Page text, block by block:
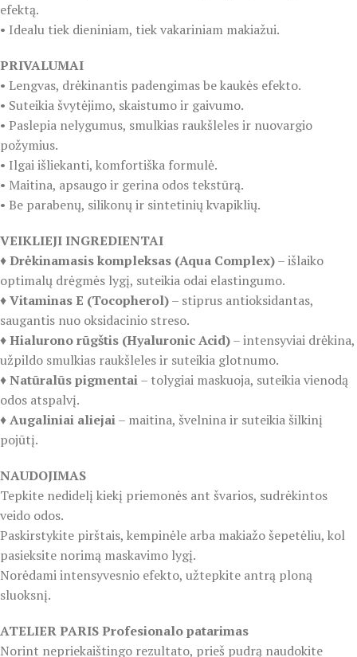
efektą.
• Idealu tiek dieniniam, tiek vakariniam makiažui.
PRIVALUMAI
• Lengvas, drėkinantis padengimas be kaukės efekto.
• Suteikia švytėjimo, skaistumo ir gaivumo.
• Paslepia nelygumus, smulkias raukšleles ir nuovargio
požymius.
• Ilgai išliekanti, komfortiška formulė.
• Maitina, apsaugo ir gerina odos tekstūrą.
• Be parabenų, silikonų ir sintetinių kvapiklių.
VEIKLIEJI INGREDIENTAI
♦️Drėkinamasis kompleksas (Aqua Complex)– išlaiko
optimalų drėgmės lygį, suteikia odai elastingumo.
♦️Vitaminas E (Tocopherol)– stiprus antioksidantas,
saugantis nuo oksidacinio streso.
♦️Hialurono rūgštis (Hyaluronic Acid)– intensyviai drėkina,
užpildo smulkias raukšleles ir suteikia glotnumo.
♦️Natūralūs pigmentai– tolygiai maskuoja, suteikia vienodą
odos atspalvį.
♦️Augaliniai aliejai– maitina, švelnina ir suteikia šilkinį
pojūtį.
NAUDOJIMAS
Tepkite nedidelį kiekį priemonės ant švarios, sudrėkintos
veido odos.
Paskirstykite pirštais, kempinėle arba makiažo šepetėliu, kol
pasieksite norimą maskavimo lygį.
Norėdami intensyvesnio efekto, užtepkite antrą ploną
sluoksnį.
ATELIER PARIS Profesionalo patarimas
Norint nepriekaištingo rezultato, prieš pudrą naudokite